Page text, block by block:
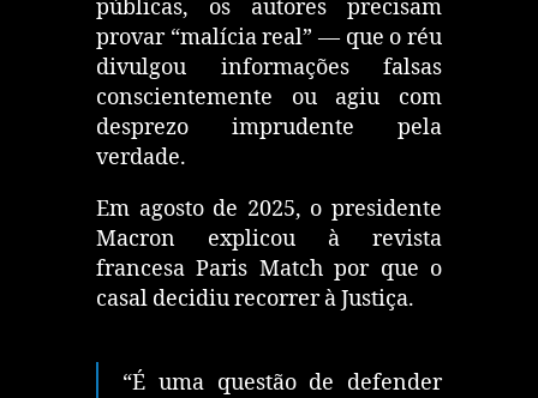
públicas, os autores precisam
provar “malícia real” — que o réu
divulgou informações falsas
conscientemente ou agiu com
desprezo imprudente pela
verdade.
Em agosto de 2025, o presidente
Macron explicou à revista
francesa Paris Match por que o
casal decidiu recorrer à Justiça.
“É uma questão de defender